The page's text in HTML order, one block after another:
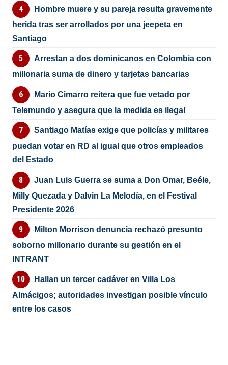
Hombre muere y su pareja resulta gravemente
herida tras ser arrollados por una jeepeta en
Santiago
Arrestan a dos dominicanos en Colombia con
millonaria suma de dinero y tarjetas bancarias
Mario Cimarro reitera que fue vetado por
Telemundo y asegura que la medida es ilegal
Santiago Matías exige que policías y militares
puedan votar en RD al igual que otros empleados
del Estado
Juan Luis Guerra se suma a Don Omar, Beéle,
Milly Quezada y Dalvin La Melodía, en el Festival
Presidente 2026
Milton Morrison denuncia rechazó presunto
soborno millonario durante su gestión en el
INTRANT
Hallan un tercer cadáver en Villa Los
Almácigos; autoridades investigan posible vínculo
entre los casos